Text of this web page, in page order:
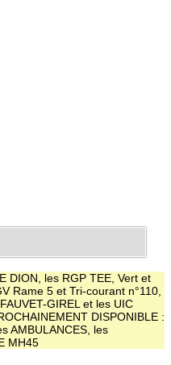
DION, les RGP TEE, Vert et
Rame 5 et Tri-courant n°110,
GIREL et les UIC
DISPONIBLE :
AMBULANCES, les
MH45